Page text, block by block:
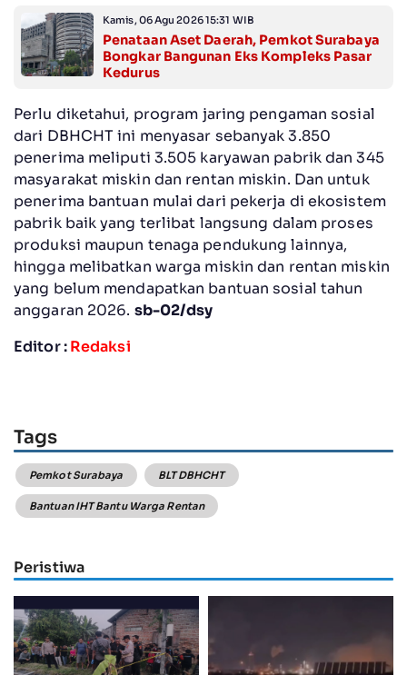
Kamis, 06 Agu 2026 15:31 WIB
Penataan Aset Daerah, Pemkot Surabaya
Bongkar Bangunan Eks Kompleks Pasar
Kedurus
Perlu diketahui, program jaring pengaman sosial
dari DBHCHT ini menyasar sebanyak 3.850
penerima meliputi 3.505 karyawan pabrik dan 345
masyarakat miskin dan rentan miskin. Dan untuk
penerima bantuan mulai dari pekerja di ekosistem
pabrik baik yang terlibat langsung dalam proses
produksi maupun tenaga pendukung lainnya,
hingga melibatkan warga miskin dan rentan miskin
yang belum mendapatkan bantuan sosial tahun
anggaran 2026. sb-02/dsy
Editor :Redaksi
Tags
Pemkot Surabaya BLT DBHCHT
Bantuan IHT Bantu Warga Rentan
Peristiwa